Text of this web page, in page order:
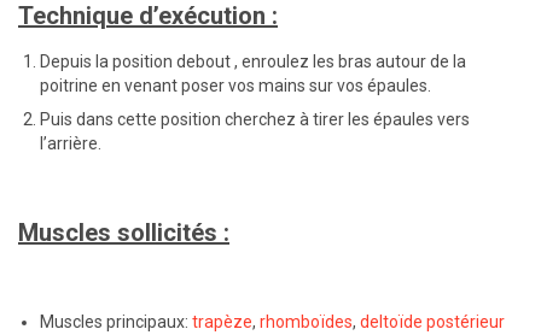
Technique d’exécution :
Depuis la position debout , enroulez les bras autour de la
poitrine en venant poser vos mains sur vos épaules.
Puis dans cette position cherchez à tirer les épaules vers
l’arrière.
Muscles sollicités :
Muscles principaux:trapèze,rhomboïdes,deltoïde postérieur